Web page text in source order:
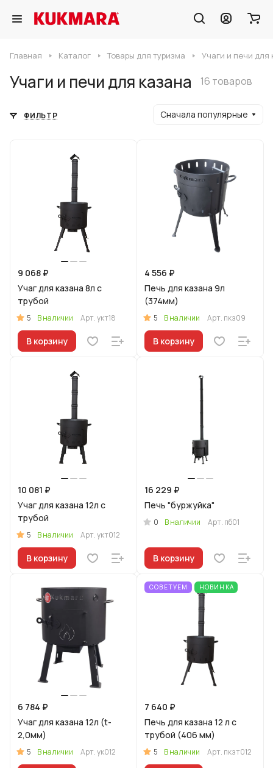
Главная Каталог Товары для туризма Учаги и печи для
Учаги и печи для казана 16 товаров
ФИЛЬТР Сначала популярные
9 068 ₽
Учаг для казана 8л с
трубой
5 В наличии Арт.укт18
В корзину
4 556 ₽
Печь для казана 9л
(374мм)
5 В наличии Арт. пкз09
В корзину
10 081 ₽
Учаг для казана 12л с
трубой
5 В наличии Арт.укт012
В корзину
16 229 ₽
Печь "буржуйка"
0 В наличии Арт. пб01
В корзину
6 784 ₽
Учаг для казана 12л (t-
2,0мм)
5 В наличии Арт.ук012
СОВЕТУЕМ НОВИНКА
7 640 ₽
Печь для казана 12 л с
трубой (406 мм)
5 В наличии Арт. пкзт012